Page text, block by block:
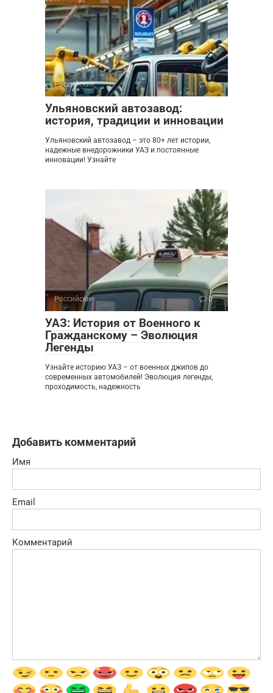
Российские 0
Ульяновский автозавод:
история, традиции и инновации
Ульяновский автозавод – это 80+ лет истории,
надежные внедорожники УАЗ и постоянные
инновации! Узнайте
Российские 0
УАЗ: История от Военного к
Гражданскому – Эволюция
Легенды
Узнайте историю УАЗ – от военных джипов до
современных автомобилей! Эволюция легенды,
проходимость, надежность
Добавить комментарий
Имя
Email
Комментарий